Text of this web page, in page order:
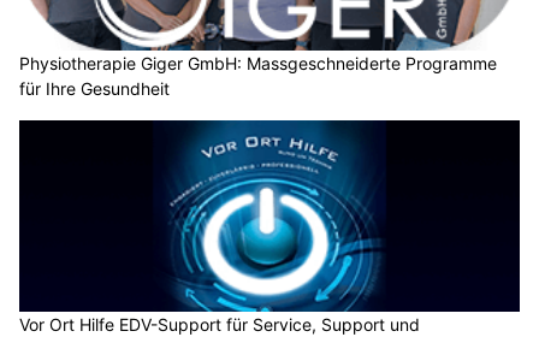
Physiotherapie Giger GmbH: Massgeschneiderte Programme
für Ihre Gesundheit
Vor Ort Hilfe EDV-Support für Service, Support und